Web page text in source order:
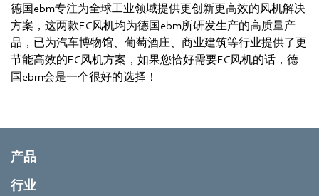
德国ebm专注为全球工业领域提供更创新更高效的风机解决
方案，这两款EC风机均为德国ebm所研发生产的高质量产
品，已为汽车博物馆、葡萄酒庄、商业建筑等行业提供了更
节能高效的EC风机方案，如果您恰好需要EC风机的话，德
国ebm会是一个很好的选择！
产品
行业